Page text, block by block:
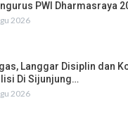
PWI Dharmasraya
2026
Langgar Disiplin dan
Di Sijunjung…
2026